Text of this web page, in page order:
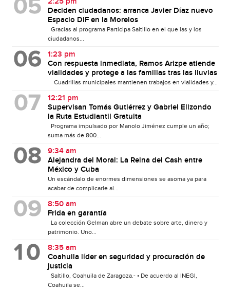
Deciden ciudadanos: arranca Javier Díaz nuevo
Espacio DIF en la Morelos
Gracias al programa Participa Saltillo en el que las y los
ciudadanos...
1:23 pm
Con respuesta inmediata, Ramos Arizpe atiende
vialidades y protege a las familias tras las lluvias
Cuadrillas municipales mantienen trabajos en vialidades y...
12:21 pm
Supervisan Tomás Gutiérrez y Gabriel Elizondo
la Ruta Estudiantil Gratuita
Programa impulsado por Manolo Jiménez cumple un año;
suma más de 800...
9:34 am
Alejandra del Moral: La Reina del Cash entre
México y Cuba
Un escándalo de enormes dimensiones se asoma ya para
acabar de complicarle al...
8:50 am
Frida en garantía
La colección Gelman abre un debate sobre arte, dinero y
patrimonio. Uno...
8:35 am
Coahuila líder en seguridad y procuración de
justicia
Saltillo, Coahuila de Zaragoza.- • De acuerdo al INEGI,
Coahuila se...